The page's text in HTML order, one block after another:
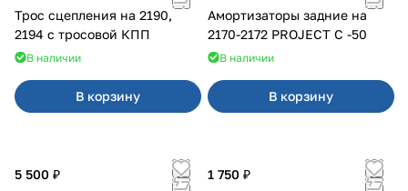
Трос сцепления на 2190,
2194 с тросовой КПП
В наличии
В корзину
Амортизаторы задние на
2170-2172 PROJECT С -50
В наличии
В корзину
5 500 ₽
1 750 ₽